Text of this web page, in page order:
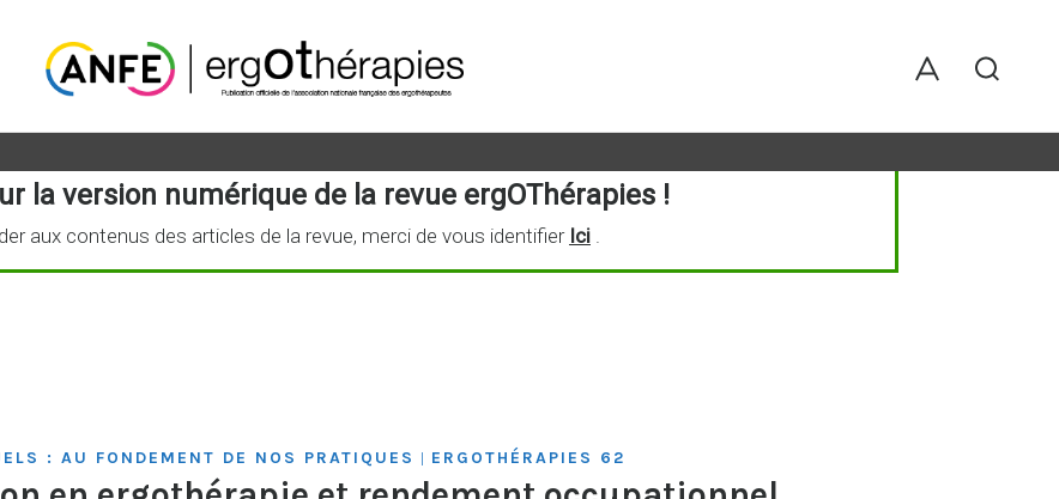
la version numérique de la revue ergOThérapies !
aux contenus des articles de la revue, merci de vous identifier Ici .
: AU FONDEMENT DE NOS PRATIQUES | ERGOTHÉRAPIES 62